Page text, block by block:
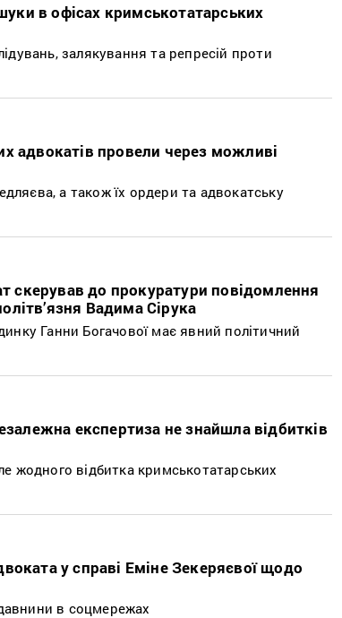
в офісах кримськотатарських
залякування та репресій проти
адвокатів провели через можливі
а також їх ордери та адвокатську
до прокуратури повідомлення
Вадима Сірука
Ганни Богачової має явний політичний
експертиза не знайшла відбитків
жодного відбитка кримськотатарських
у справі Еміне Зекеряєвої щодо
в соцмережах